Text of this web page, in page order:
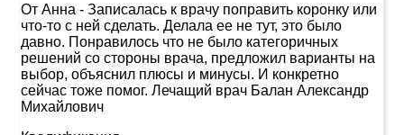
От Анна - Записалась к врачу поправить коронку или
что-то с ней сделать. Делала ее не тут, это было
давно. Понравилось что не было категоричных
решений со стороны врача, предложил варианты на
выбор, объяснил плюсы и минусы. И конкретно
сейчас тоже помог. Лечащий врач Балан Александр
Михайлович